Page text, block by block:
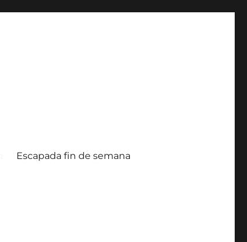
Escapada fin de semana